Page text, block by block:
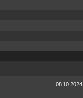
08.10.2024